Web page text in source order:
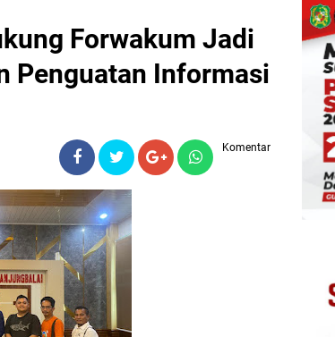
Forwakum Jadi
Penguatan Informasi
Komentar